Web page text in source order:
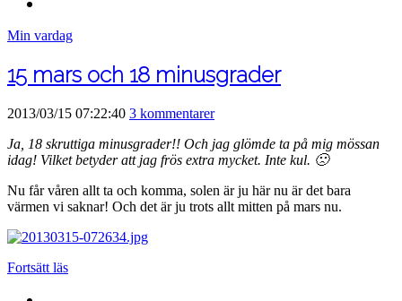
Min vardag
15 mars och 18 minusgrader
2013/03/15 07:22:40 3 kommentarer
Ja, 18 skruttiga minusgrader!! Och jag glömde ta på mig mössan
idag! Vilket betyder att jag frös extra mycket. Inte kul. 🙁
Nu får våren allt ta och komma, solen är ju här nu är det bara
värmen vi saknar! Och det är ju trots allt mitten på mars nu.
Fortsätt läs